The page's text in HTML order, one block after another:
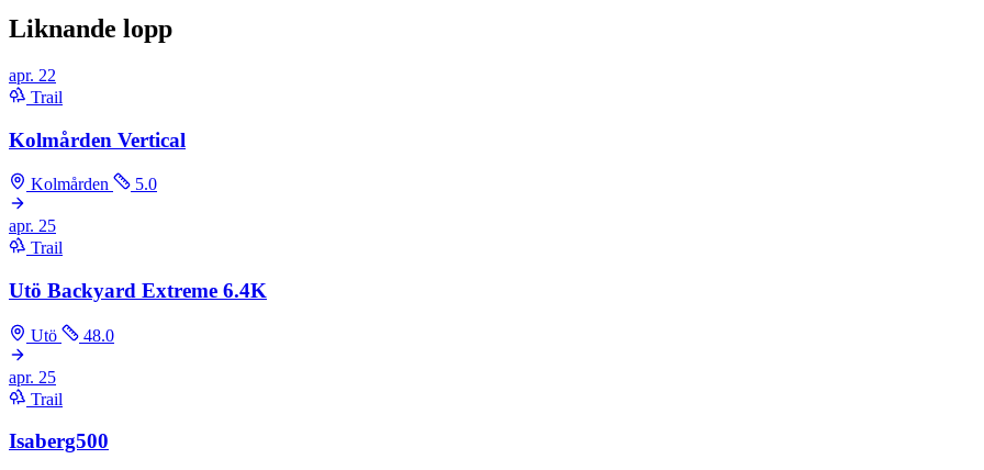
Liknande lopp
apr. 22
Trail
Kolmården Vertical
Kolmården 5.0
apr. 25
Trail
Utö Backyard Extreme 6.4K
Utö 48.0
apr. 25
Trail
Isaberg500